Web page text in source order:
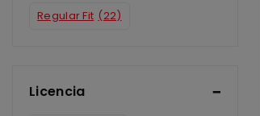
Regular Fit (22)
Licencia